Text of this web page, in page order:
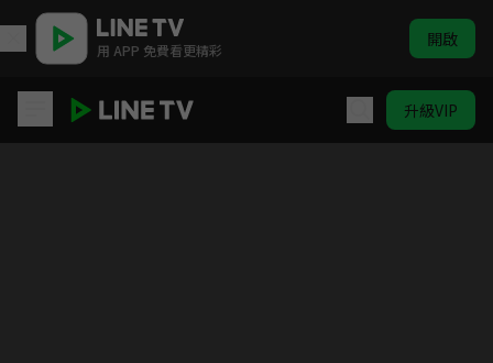
用 APP 免費看更精彩 開啟
升級VIP